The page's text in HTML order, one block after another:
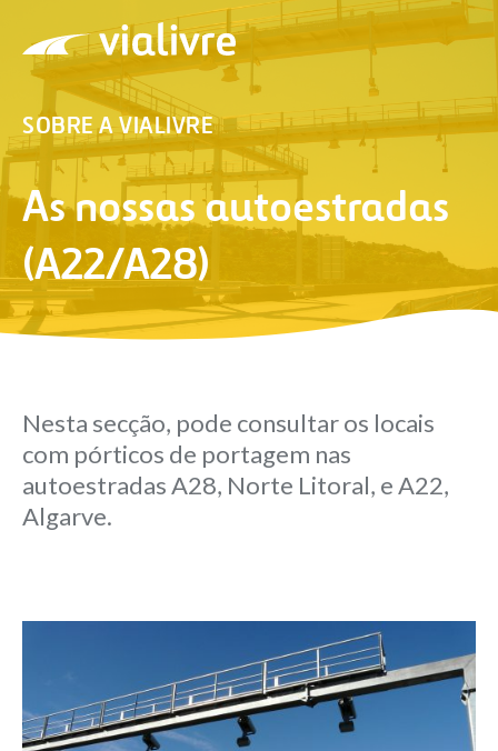
Vialivre
SOBRE A VIALIVRE
As nossas autoestradas
(A22/A28)
Nesta secção, pode consultar os locais
com pórticos de portagem nas
autoestradas A28, Norte Litoral, e A22,
Algarve.